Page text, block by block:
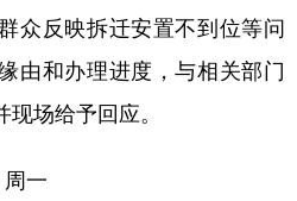
众反映拆迁安置不到位等问
由和办理进度，与相关部门
场给予回应。
一